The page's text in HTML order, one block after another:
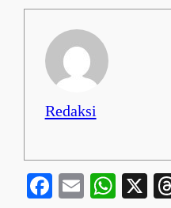
Redaksi
Facebook
Email X